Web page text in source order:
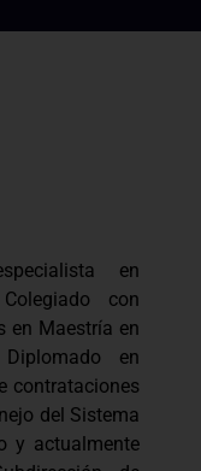
en
con
en Maestría en
en
contrataciones
del Sistema
y actualmente